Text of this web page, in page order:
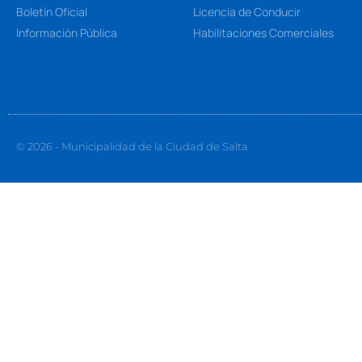
Boletín Oficial
Información Pública
Licencia de Conducir
Habilitaciones Comerciales
© 2026 - Municipalidad de la Ciudad de Salta